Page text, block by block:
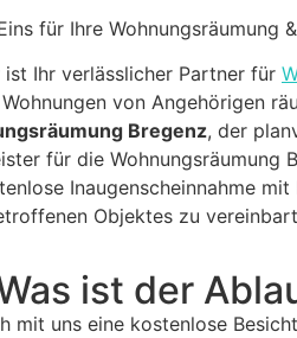
für Ihre Wohnungsräumung
Ihr verlässlicher Partner für
von Angehörigen
Bregenz, der
für die Wohnungsräumung
Inaugenscheinnahme
Objektes zu
ist der
mit uns eine kostenlose